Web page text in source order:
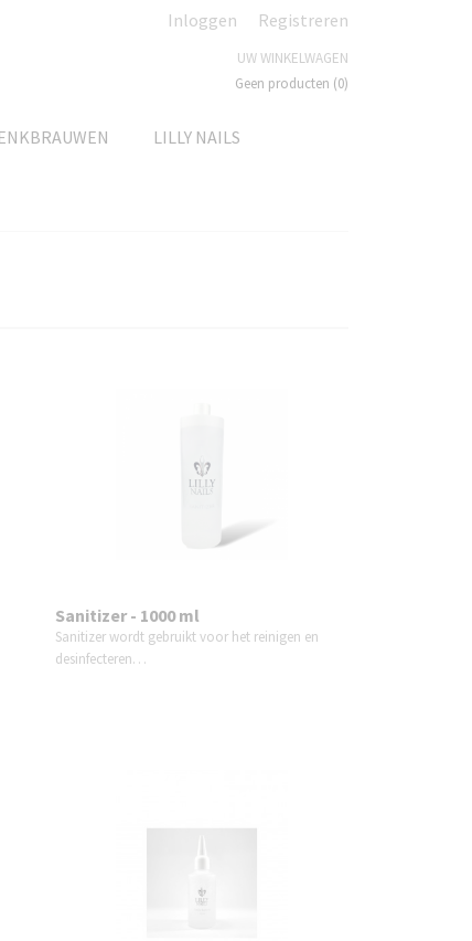
Inloggen Registreren
UW WINKELWAGEN
Geen producten (0)
LILLY NAILS
Sanitizer - 1000 ml
Sanitizer wordt gebruikt voor het reinigen en
desinfecteren…